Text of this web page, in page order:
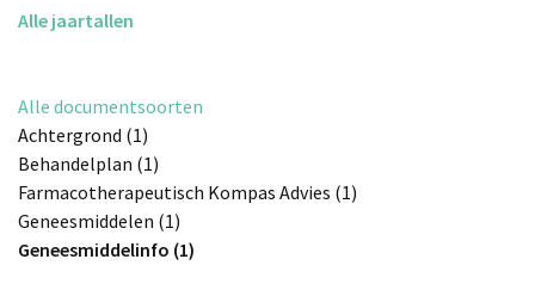
Alle jaartallen
Alle documentsoorten
Achtergrond (1)
Behandelplan (1)
Farmacotherapeutisch Kompas Advies (1)
Geneesmiddelen (1)
Geneesmiddelinfo (1)